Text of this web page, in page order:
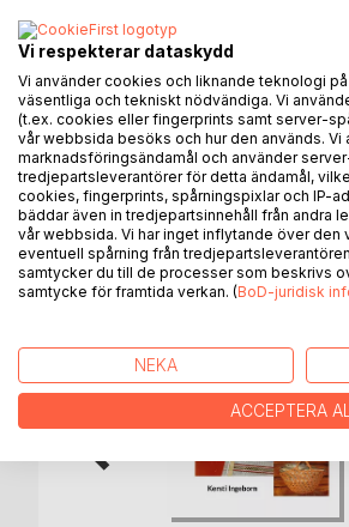
Följ med på min resa för
Jag har i rakt nedstigande
Nora.
Det är många järnbruk i
Släktena Bast, Brunzell,
ANDRA
Vi respekterar dataskydd
Vi använder cookies och liknande teknologi
väsentliga och tekniskt nödvändiga. Vi
(t.ex. cookies eller fingerprints samt server-
vår webbsida besöks och hur den används.
marknadsföringsändamål och använder
tredjepartsleverantörer för detta ändamål,
cookies, fingerprints, spårningspixlar och IP-
bäddar även in tredjepartsinnehåll från andra
vår webbsida. Vi har inget inflytande över den
eventuell spårning från
samtycker du till de processer som beskrivs
samtycke för framtida verkan. (BoD-juridisk
NEKA
ACCEPTERA